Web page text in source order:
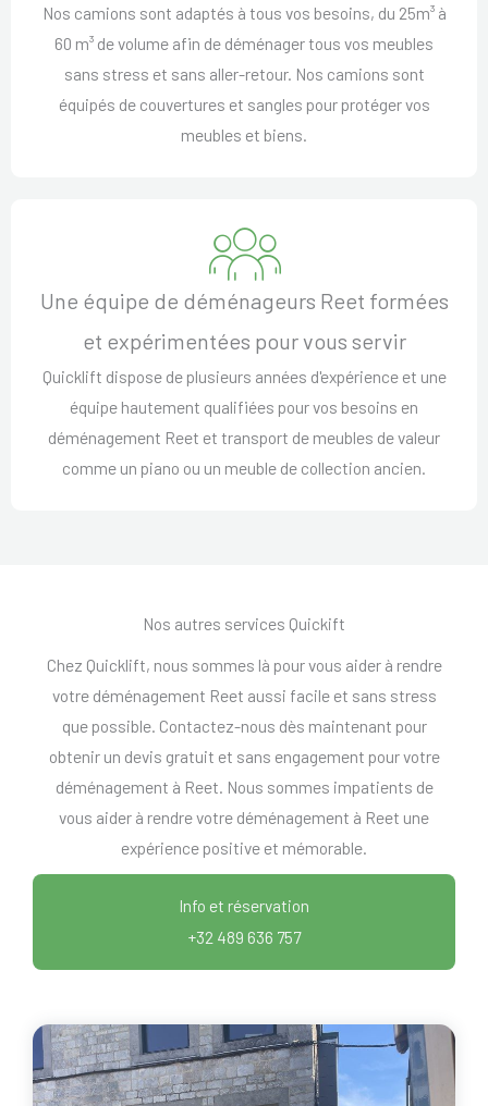
Nos camions sont adaptés à tous vos besoins, du 25m³ à
60 m³ de volume afin de déménager tous vos meubles
sans stress et sans aller-retour. Nos camions sont
équipés de couvertures et sangles pour protéger vos
meubles et biens.
Une équipe de déménageurs Reet formées
et expérimentées pour vous servir
Quicklift dispose de plusieurs années d'expérience et une
équipe hautement qualifiées pour vos besoins en
déménagement Reet et transport de meubles de valeur
comme un piano ou un meuble de collection ancien.
Nos autres services Quickift
Chez Quicklift, nous sommes là pour vous aider à rendre
votre déménagement Reet aussi facile et sans stress
que possible. Contactez-nous dès maintenant pour
obtenir un devis gratuit et sans engagement pour votre
déménagement à Reet. Nous sommes impatients de
vous aider à rendre votre déménagement à Reet une
expérience positive et mémorable.
Info et réservation
+32 489 636 757